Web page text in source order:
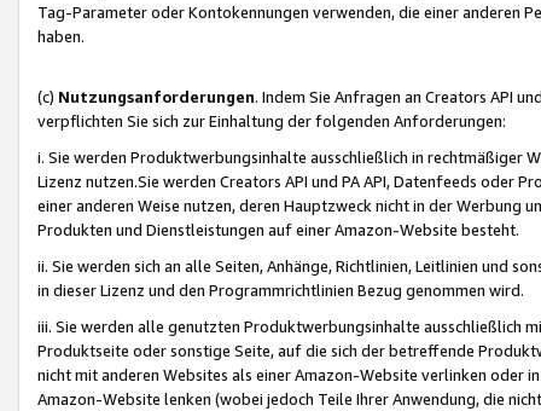
Tag-Parameter oder Kontokennungen verwenden, die einer anderen
haben.
(c) Nutzungsanforderungen. Indem Sie Anfragen an Creators API
verpflichten Sie sich zur Einhaltung der folgenden Anforderungen:
i. Sie werden Produktwerbungsinhalte ausschließlich in rechtmäßiger
Lizenz nutzen.Sie werden Creators API und PA API, Datenfeeds oder
einer anderen Weise nutzen, deren Hauptzweck nicht in der Werbung
Produkten und Dienstleistungen auf einer Amazon-Website besteht.
ii. Sie werden sich an alle Seiten, Anhänge, Richtlinien, Leitlinien und
in dieser Lizenz und den Programmrichtlinien Bezug genommen wird.
iii. Sie werden alle genutzten Produktwerbungsinhalte ausschließlich
Produktseite oder sonstige Seite, auf die sich der betreffende
nicht mit anderen Websites als einer Amazon-Website verlinken oder
Amazon-Website lenken (wobei jedoch Teile Ihrer Anwendung, die